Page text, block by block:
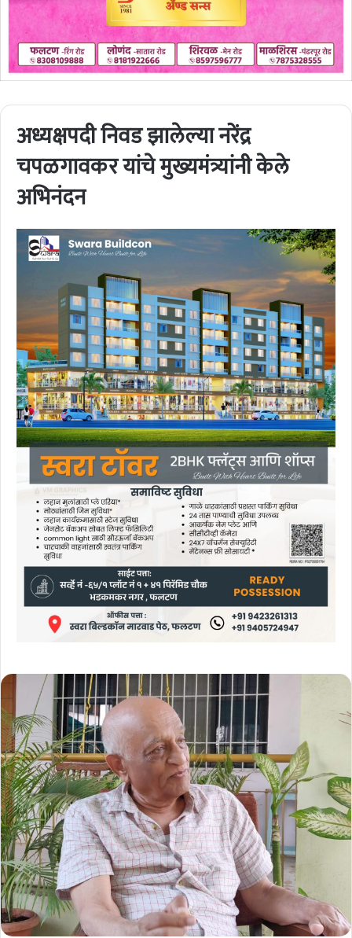
अध्यक्षपदी निवड झालेल्या नरेंद्र
चपळगावकर यांचे मुख्यमंत्र्यांनी केले
अभिनंदन